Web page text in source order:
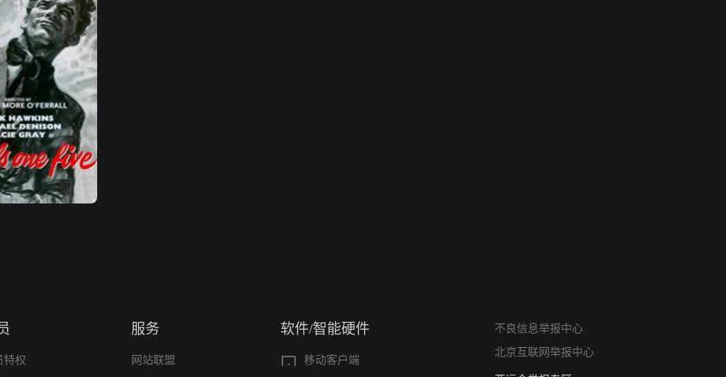
特权
服务
网站联盟
软件/智能硬件
移动客户端
不良信息举报中心
北京互联网举报中心
算法推荐专项举报